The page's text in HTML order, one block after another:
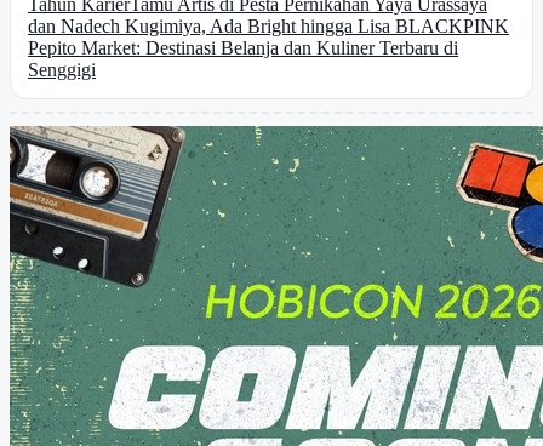
Tahun KarierTamu Artis di Pesta Pernikahan Yaya Urassaya
dan Nadech Kugimiya, Ada Bright hingga Lisa BLACKPINK
Pepito Market: Destinasi Belanja dan Kuliner Terbaru di
Senggigi